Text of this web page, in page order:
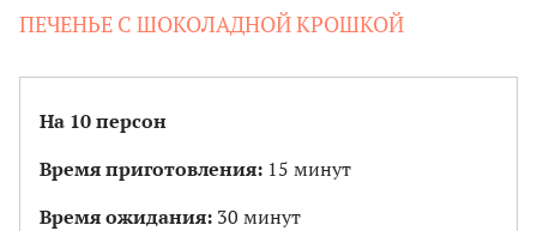
ПЕЧЕНЬЕ С ШОКОЛАДНОЙ КРОШКОЙ
На 10 персон
Время приготовления: 15 минут
Время ожидания: 30 минут